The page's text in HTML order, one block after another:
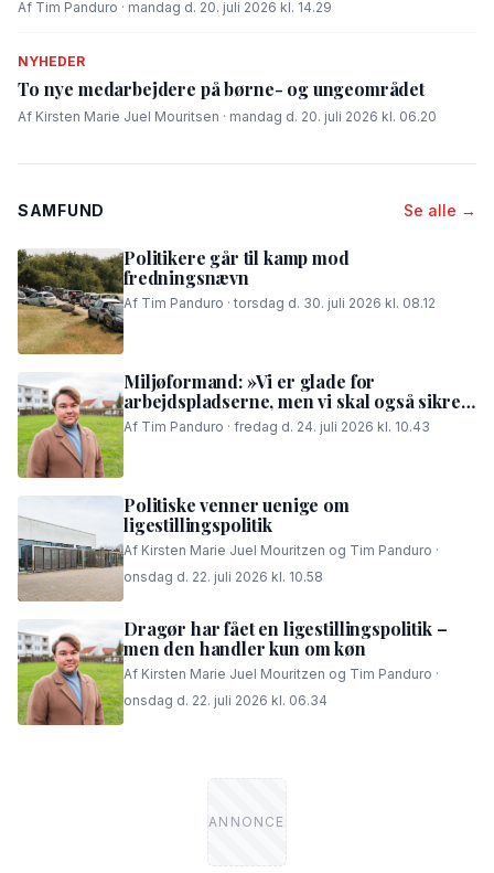
Af Tim Panduro · mandag d. 20. juli 2026 kl. 14.29
NYHEDER
To nye medarbejdere på børne- og ungeområdet
Af Kirsten Marie Juel Mouritsen · mandag d. 20. juli 2026 kl. 06.20
SAMFUND Se alle →
Politikere går til kamp mod
fredningsnævn
Af Tim Panduro · torsdag d. 30. juli 2026 kl. 08.12
Miljøformand: »Vi er glade for
arbejdspladserne, men vi skal også sikre,
at folk i området kan få en god nattesøvn«
Af Tim Panduro · fredag d. 24. juli 2026 kl. 10.43
Politiske venner uenige om
ligestillingspolitik
Af Kirsten Marie Juel Mouritzen og Tim Panduro ·
onsdag d. 22. juli 2026 kl. 10.58
Dragør har fået en ligestillingspolitik –
men den handler kun om køn
Af Kirsten Marie Juel Mouritzen og Tim Panduro ·
onsdag d. 22. juli 2026 kl. 06.34